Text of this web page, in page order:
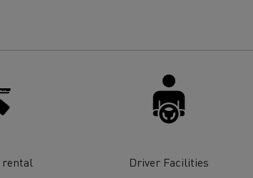
estruturas de
os seus camiões eléctricos
rental Driver Facilities